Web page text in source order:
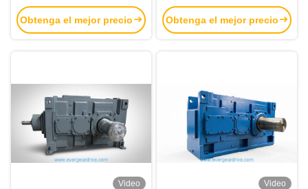
helicoidal industrial Gear
Drive que ofrece potencia
mecánica para maquinaria
Obtenga el mejor precio
engranajes hélice de cubo de
trabajo pesado diseñada
para aplicaciones industriales
Obtenga el mejor precio
Video Video